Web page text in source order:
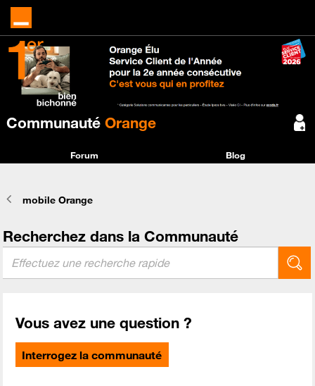
Communauté Orange
Forum Blog
mobile Orange
Recherchez dans la Communauté
Vous avez une question ?
Interrogez la communauté